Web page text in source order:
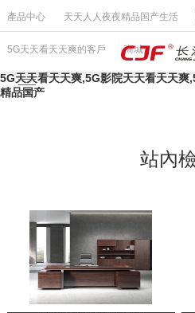
5G天天看天天爽,5G影院天天看天天
精品国产
產品中心 天天人人夜夜精品国产生活
5G天天看天天爽的客戶 商城
站內